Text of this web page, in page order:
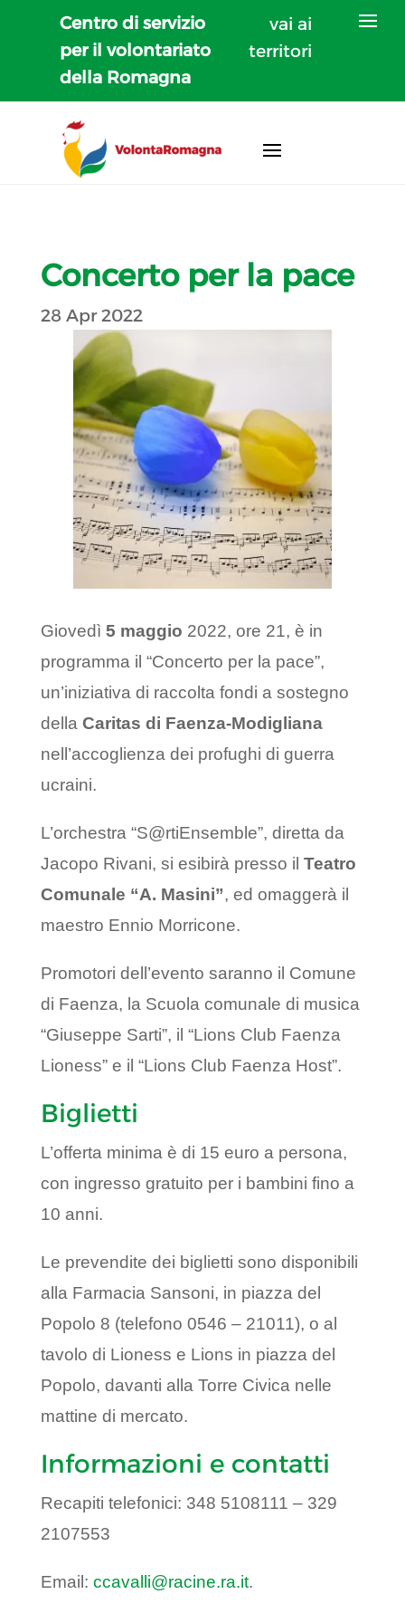
Centro di servizio
per il volontariato
della Romagna
vai ai
territori
Concerto per la pace
28 Apr 2022
Giovedì 5 maggio 2022, ore 21, è in
programma il “Concerto per la pace”,
un’iniziativa di raccolta fondi a sostegno
della Caritas di Faenza-Modigliana
nell’accoglienza dei profughi di guerra
ucraini.
L’orchestra “S@rtiEnsemble”, diretta da
Jacopo Rivani, si esibirà presso il Teatro
Comunale “A. Masini”, ed omaggerà il
maestro Ennio Morricone.
Promotori dell’evento saranno il Comune
di Faenza, la Scuola comunale di musica
“Giuseppe Sarti”, il “Lions Club Faenza
Lioness” e il “Lions Club Faenza Host”.
Biglietti
L’offerta minima è di 15 euro a persona,
con ingresso gratuito per i bambini fino a
10 anni.
Le prevendite dei biglietti sono disponibili
alla Farmacia Sansoni, in piazza del
Popolo 8 (telefono 0546 – 21011), o al
tavolo di Lioness e Lions in piazza del
Popolo, davanti alla Torre Civica nelle
mattine di mercato.
Informazioni e contatti
Recapiti telefonici: 348 5108111 – 329
2107553
Email: ccavalli@racine.ra.it.